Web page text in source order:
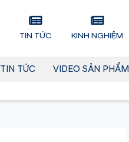
TIN TỨC KINH NGHIỆM
TIN TỨC VIDEO SẢN PHẨM